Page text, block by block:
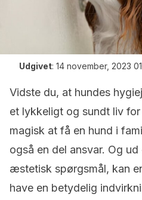
Udgivet: 14 november, 2023
Vidste du, at hundes
et lykkeligt og sundt liv
magisk at få en hund i
også en del ansvar. Og
æstetisk spørgsmål, kan
have en betydelig